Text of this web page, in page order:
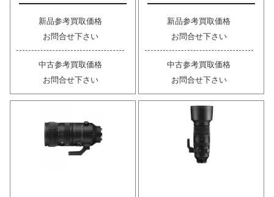
新品参考買取価格
お問合せ下さい
中古参考買取価格
お問合せ下さい
新品参考買取価格
お問合せ下さい
中古参考買取価格
お問合せ下さい